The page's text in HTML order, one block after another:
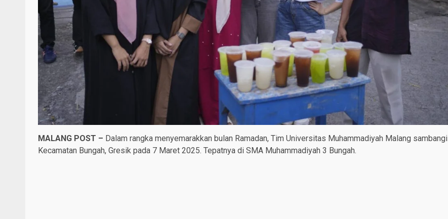
MALANG POST – Dalam rangka menyemarakkan bulan Ramadan, Tim Universitas Muhammadiyah Malang sambangi
Kecamatan Bungah, Gresik pada 7 Maret 2025. Tepatnya di SMA Muhammadiyah 3 Bungah.